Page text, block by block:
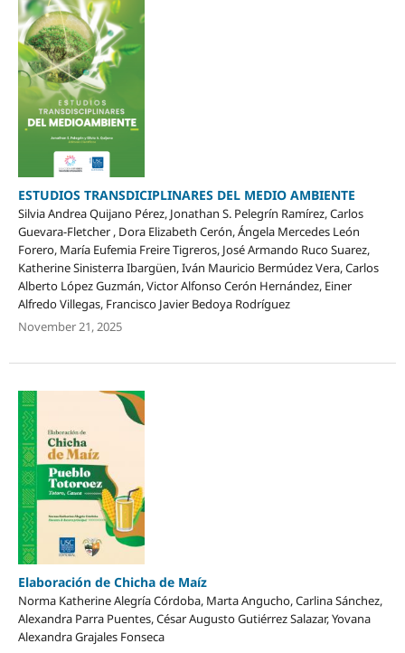
ESTUDIOS TRANSDICIPLINARES DEL MEDIO AMBIENTE
Silvia Andrea Quijano Pérez, Jonathan S. Pelegrín Ramírez, Carlos
Guevara-Fletcher , Dora Elizabeth Cerón, Ángela Mercedes León
Forero, María Eufemia Freire Tigreros, José Armando Ruco Suarez,
Katherine Sinisterra Ibargüen, Iván Mauricio Bermúdez Vera, Carlos
Alberto López Guzmán, Victor Alfonso Cerón Hernández, Einer
Alfredo Villegas, Francisco Javier Bedoya Rodríguez
November 21, 2025
Elaboración de Chicha de Maíz
Norma Katherine Alegría Córdoba, Marta Angucho, Carlina Sánchez,
Alexandra Parra Puentes, César Augusto Gutiérrez Salazar, Yovana
Alexandra Grajales Fonseca